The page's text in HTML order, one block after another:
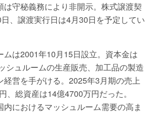
は守秘義務により非開示。株式譲渡契
、譲渡実行日は4月30日を予定してい
ムは2001年10月15日設立。資本金は
シュルームの生産販売、加工品の製造
経営を手がける。2025年3月期の売上
、総資産は14億4700万円だった。
におけるマッシュルーム需要の高ま